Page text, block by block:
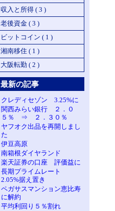
収入と所得 ( 3 )
老後資金 ( 3 )
ビットコイン ( 1 )
湘南移住 ( 1 )
大阪転勤 ( 2 )
最新の記事
クレディセゾン 3.25%に
関西みらい銀行 ２．０
５％ ⇒ ２．３０％
ヤフオク出品を再開しまし
た
伊豆高原
南箱根ダイヤランド
楽天証券の口座 評価益に
長期プライムレート
2.05%据え置き
ペガサスマンション恵比寿
に解約
平均利回り５％割れ